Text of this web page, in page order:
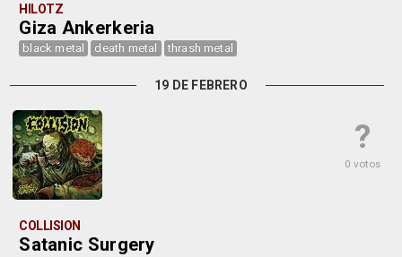
HILOTZ
Giza Ankerkeria
black metal death metal thrash metal
19 DE FEBRERO
?
0 votos
COLLISION
Satanic Surgery